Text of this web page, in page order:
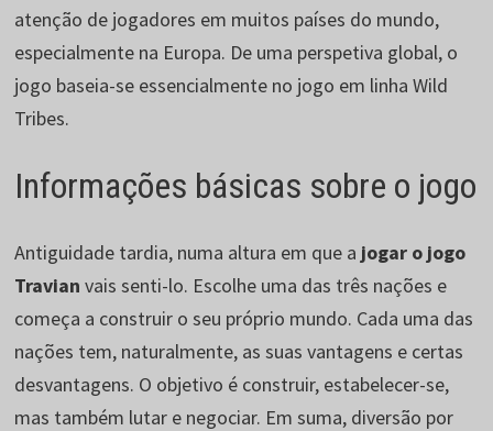
atenção de jogadores em muitos países do mundo,
especialmente na Europa. De uma perspetiva global, o
jogo baseia-se essencialmente no jogo em linha Wild
Tribes.
Informações básicas sobre o jogo
Antiguidade tardia, numa altura em que a jogar o jogo
Travian vais senti-lo. Escolhe uma das três nações e
começa a construir o seu próprio mundo. Cada uma das
nações tem, naturalmente, as suas vantagens e certas
desvantagens. O objetivo é construir, estabelecer-se,
mas também lutar e negociar. Em suma, diversão por